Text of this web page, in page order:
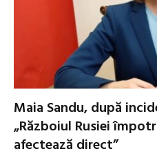
Maia Sandu, după
„Războiul Rusiei
afectează direct”